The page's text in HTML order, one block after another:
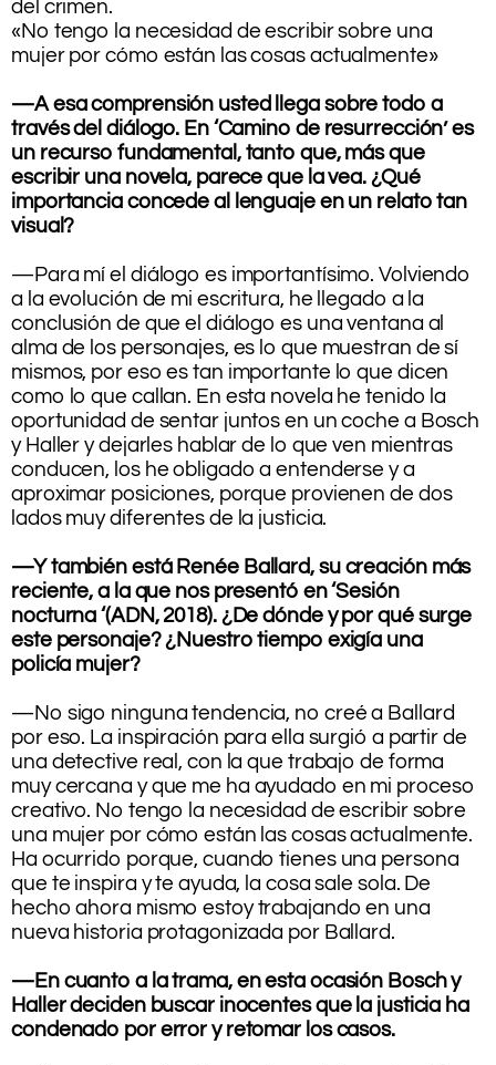
del crimen.
«No tengo la necesidad de escribir sobre una
mujer por cómo están las cosas actualmente»
—A esa comprensión usted llega sobre todo a
través del diálogo. En ‘Camino de resurrección’ es
un recurso fundamental, tanto que, más que
escribir una novela, parece que la vea. ¿Qué
importancia concede al lenguaje en un relato tan
visual?
—Para mí el diálogo es importantísimo. Volviendo
a la evolución de mi escritura, he llegado a la
conclusión de que el diálogo es una ventana al
alma de los personajes, es lo que muestran de sí
mismos, por eso es tan importante lo que dicen
como lo que callan. En esta novela he tenido la
oportunidad de sentar juntos en un coche a Bosch
y Haller y dejarles hablar de lo que ven mientras
conducen, los he obligado a entenderse y a
aproximar posiciones, porque provienen de dos
lados muy diferentes de la justicia.
—Y también está Renée Ballard, su creación más
reciente, a la que nos presentó en ‘Sesión
nocturna ‘(ADN, 2018). ¿De dónde y por qué surge
este personaje? ¿Nuestro tiempo exigía una
policía mujer?
—No sigo ninguna tendencia, no creé a Ballard
por eso. La inspiración para ella surgió a partir de
una detective real, con la que trabajo de forma
muy cercana y que me ha ayudado en mi proceso
creativo. No tengo la necesidad de escribir sobre
una mujer por cómo están las cosas actualmente.
Ha ocurrido porque, cuando tienes una persona
que te inspira y te ayuda, la cosa sale sola. De
hecho ahora mismo estoy trabajando en una
nueva historia protagonizada por Ballard.
—En cuanto a la trama, en esta ocasión Bosch y
Haller deciden buscar inocentes que la justicia ha
condenado por error y retomar los casos.